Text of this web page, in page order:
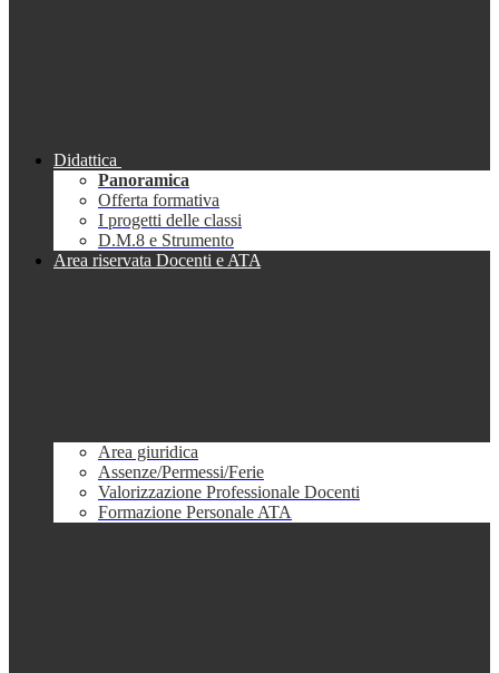
Didattica
Panoramica
Offerta formativa
I progetti delle classi
D.M.8 e Strumento
Area riservata Docenti e ATA
Area giuridica
Assenze/Permessi/Ferie
Valorizzazione Professionale Docenti
Formazione Personale ATA